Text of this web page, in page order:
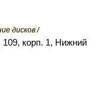
дисков /
корп. 1, Нижний